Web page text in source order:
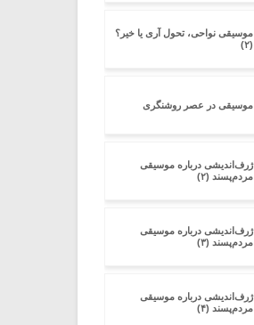
موسیقی نواحی، تحول آری یا خیر؟
(۲)
موسیقی در عصر روشنگری
ژرف‌اندیشی درباره‌ موسیقی
مردم‌پسند (۲)
ژرف‌اندیشی درباره‌ موسیقی
مردم‌پسند (۳)
ژرف‌اندیشی درباره‌ موسیقی
مردم‌پسند (۴)